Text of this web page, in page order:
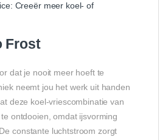
Creeër meer koel- of
Frost
dat je nooit meer hoeft te
neemt jou het werk uit handen
deze koel-vriescombinatie van
ontdooien, omdat ijsvorming
constante luchtstroom zorgt